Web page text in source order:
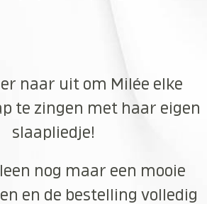
er naar uit om Milée elke
te zingen met haar eigen
slaapliedje!
nog maar een mooie
en de bestelling volledig